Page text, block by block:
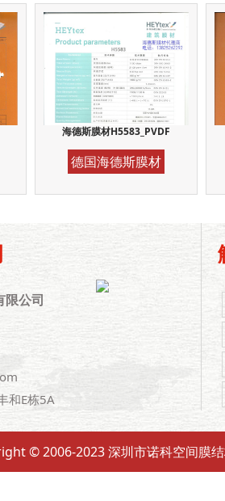
海德斯膜材H5583_PVDF
德国海德斯膜材
限公司
和E栋5A
© 2006-2023 深圳市诺科空间膜